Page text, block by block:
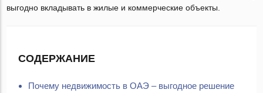
выгодно вкладывать в жилые и коммерческие объекты.
СОДЕРЖАНИЕ
Почему недвижимость в ОАЭ – выгодное решение